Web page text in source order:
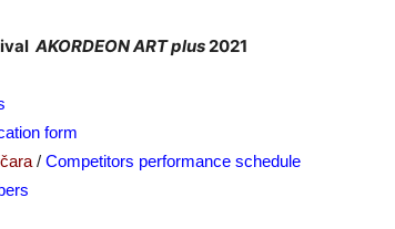
AKORDEON ART plus 2021
form
/ Competitors performance schedule